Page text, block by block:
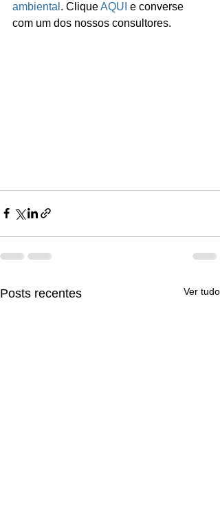
ambiental . Clique AQUI e converse
com um dos nossos consultores.
Posts recentes Ver tudo